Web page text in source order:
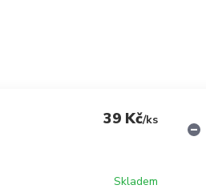
39 Kč/ks
Skladem